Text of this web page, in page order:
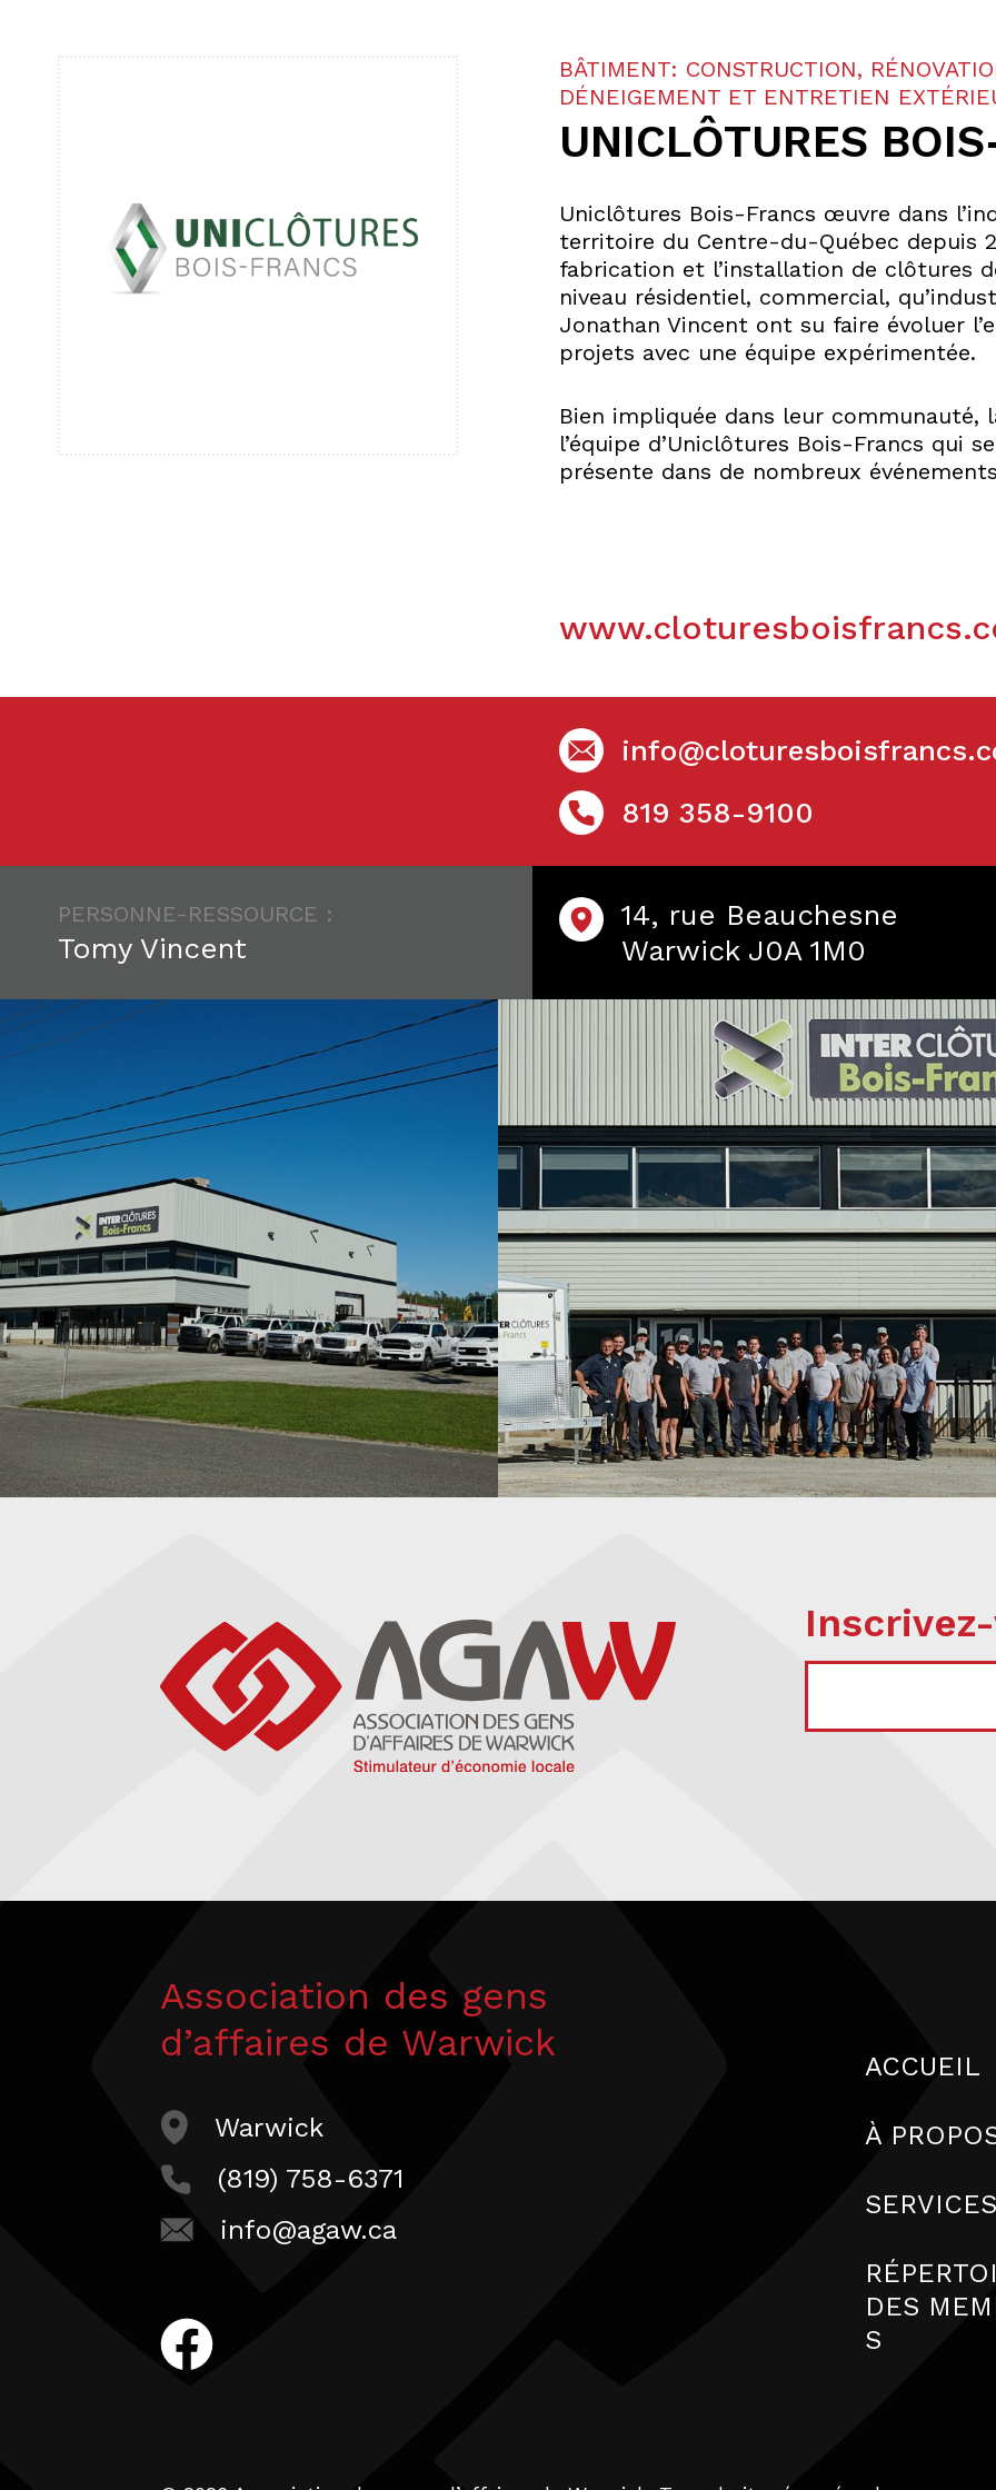
BÂTIMENT: CONSTRUCTION,
DÉNEIGEMENT ET ENTRETIEN
UNICLÔTURES
Uniclôtures Bois-Francs œuvre dans
territoire du Centre-du-Québec depuis
fabrication et l’installation de clôtures
niveau résidentiel, commercial,
Jonathan Vincent ont su faire évoluer
projets avec une équipe expérimentée.
Bien impliquée dans leur
l’équipe d’Uniclôtures Bois-Francs qui
présente dans de nombreux
819 358-9100
PERSONNE-RESSOURCE :
Tomy Vincent
14, rue Beauchesne
Warwick J0A 1M0
Association des gens
d’affaires de Warwick
Warwick
(819) 758-6371
info@agaw.ca
ACCUEIL
À
SERVICES
DES
S